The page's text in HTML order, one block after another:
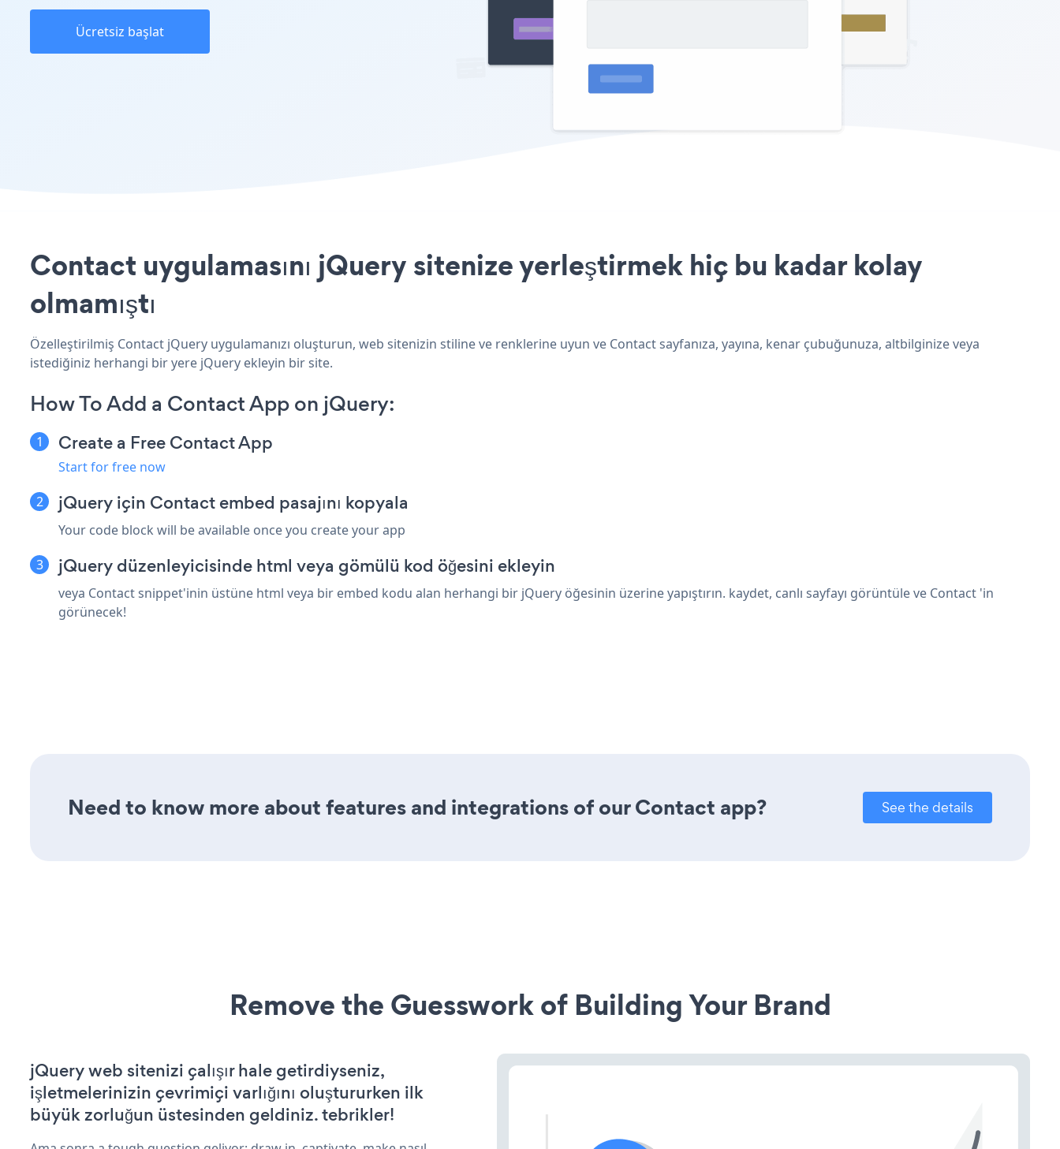
Ücretsiz başlat
Contact uygulamasını jQuery sitenize yerleştirmek hiç bu kadar kolay
olmamıştı
Özelleştirilmiş Contact jQuery uygulamanızı oluşturun, web sitenizin stiline ve renklerine uyun ve Contact sayfanıza, yayına, kenar çubuğunuza, altbilginize veya
istediğiniz herhangi bir yere jQuery ekleyin bir site.
How To Add a Contact App on jQuery:
Create a Free Contact App
Start for free now
jQuery için Contact embed pasajını kopyala
Your code block will be available once you create your app
jQuery düzenleyicisinde html veya gömülü kod öğesini ekleyin
veya Contact snippet'inin üstüne html veya bir embed kodu alan herhangi bir jQuery öğesinin üzerine yapıştırın. kaydet, canlı sayfayı görüntüle ve Contact 'in
görünecek!
Need to know more about features and integrations of our Contact app? See the details
Remove the Guesswork of Building Your Brand
jQuery web sitenizi çalışır hale getirdiyseniz,
işletmelerinizin çevrimiçi varlığını oluştururken ilk
büyük zorluğun üstesinden geldiniz. tebrikler!